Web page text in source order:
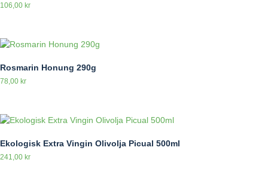
106,00 kr
Rosmarin Honung 290g
78,00 kr
Ekologisk Extra Vingin Olivolja Picual 500ml
241,00 kr